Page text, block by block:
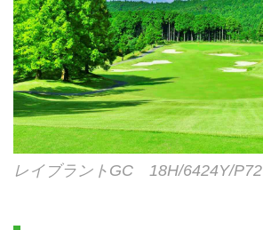
レイブラントGC 18H/6424Y/P72